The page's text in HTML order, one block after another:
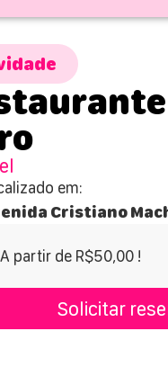
em:
Cristiano
A partir de R$50,00 !
Solicitar